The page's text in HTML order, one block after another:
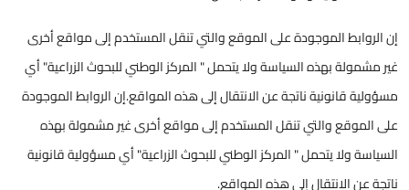
إن الروابط الموجودة على الموقع والتي تنقل المستخدم إلى مواقع أخرى
غير مشمولة بهذه السياسة ولا يتحمل " المركز الوطني للبحوث الزراعية" أي
مسؤولية قانونية ناتجة عن الانتقال إلى هذه المواقع.إن الروابط الموجودة
على الموقع والتي تنقل المستخدم إلى مواقع أخرى غير مشمولة بهذه
السياسة ولا يتحمل " المركز الوطني للبحوث الزراعية" أي مسؤولية قانونية
ناتجة عن الانتقال إلى هذه المواقع.